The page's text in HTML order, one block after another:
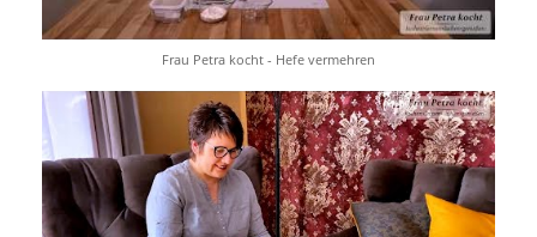
Frau Petra kocht - Hefe vermehren